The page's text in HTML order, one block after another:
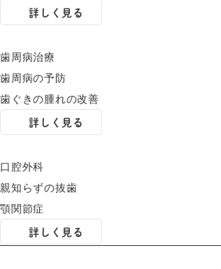
詳しく見る
歯周病治療
歯周病の予防
歯ぐきの腫れの改善
詳しく見る
口腔外科
親知らずの抜歯
顎関節症
詳しく見る